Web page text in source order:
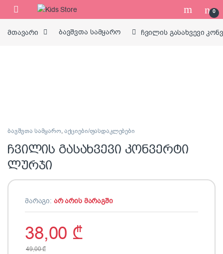
Skip to navigation
Skip to content
0
მთავარი ბავშვთა სამყარო ჩვილის გასახვევი
ბავშვთა სამყარო,აქციები/ფასდაკლებები
ჩვილის გასახვევი კონვერტი
ლურჯი
მარაგი: არ არის მარაგში
38,00 ₾
49,00₾